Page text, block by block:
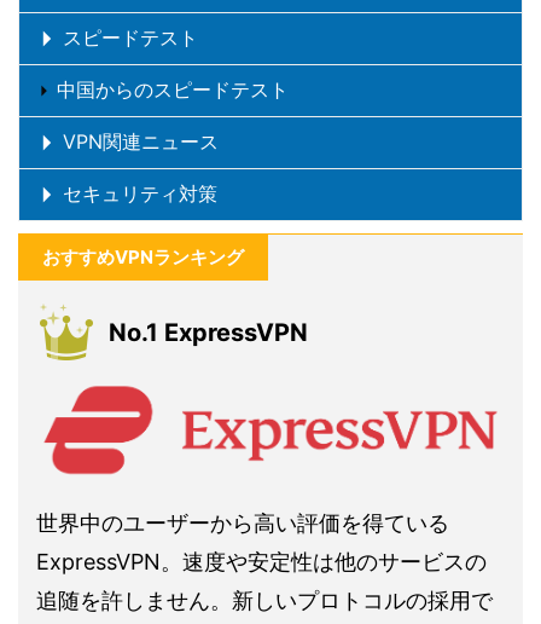
スピードテスト
中国からのスピードテスト
VPN関連ニュース
セキュリティ対策
おすすめVPNランキング
No.1 ExpressVPN
世界中のユーザーから高い評価を得ている
ExpressVPN。速度や安定性は他のサービスの
追随を許しません。新しいプロトコルの採用で